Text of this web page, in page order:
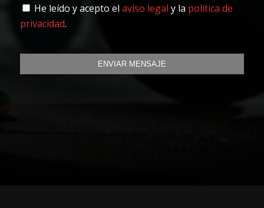
He leído y acepto el aviso legal y la política de
privacidad.